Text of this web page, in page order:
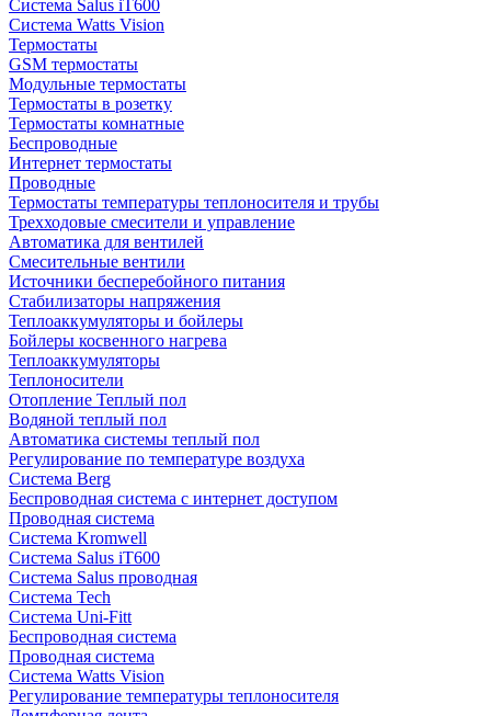
Система Salus iT600
Система Watts Vision
Термостаты
GSM термостаты
Модульные термостаты
Термостаты в розетку
Термостаты комнатные
Беспроводные
Интернет термостаты
Проводные
Термостаты температуры теплоносителя и трубы
Трехходовые смесители и управление
Автоматика для вентилей
Смесительные вентили
Источники бесперебойного питания
Стабилизаторы напряжения
Теплоаккумуляторы и бойлеры
Бойлеры косвенного нагрева
Теплоаккумуляторы
Теплоносители
Отопление Теплый пол
Водяной теплый пол
Автоматика системы теплый пол
Регулирование по температуре воздуха
Система Berg
Беспроводная система с интернет доступом
Проводная система
Система Kromwell
Система Salus iT600
Система Salus проводная
Система Tech
Система Uni-Fitt
Беспроводная система
Проводная система
Система Watts Vision
Регулирование температуры теплоносителя